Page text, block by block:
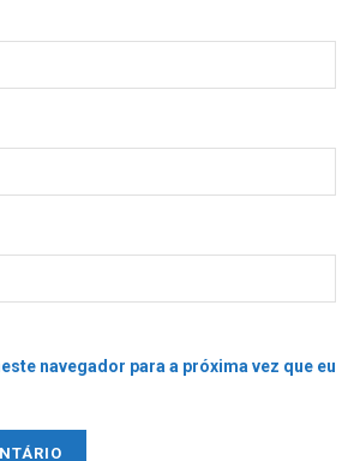
navegador para a próxima vez que eu